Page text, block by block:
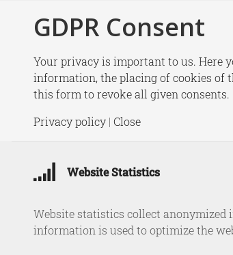
GDPR Consent
Your privacy is important to us. Here
information, the placing of cookies of
this form to revoke all given consents.
Privacy policy | Close
Website Statistics
Website statistics collect
information is used to optimize the